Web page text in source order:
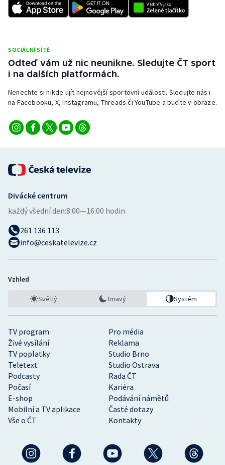
SOCIÁLNÍ SÍTĚ
Odteď vám už nic neunikne. Sledujte ČT sport
i na dalších platformách.
Nenechte si nikde ujít nejnovější sportovní události. Sledujte nás i
na Facebooku, X, Instagramu, Threads či YouTube a buďte v obraze.
TV program
Pro média
Živé vysílání
Reklama
TV poplatky
Studio Brno
Teletext
Studio Ostrava
Podcasty
Rada ČT
Počasí
Kariéra
E-shop
Podávání námětů
Mobilní a TV aplikace
Časté dotazy
Vše o ČT
Kontakty
Divácké centrum
každý všední den:8:00—16:00 hodin
261 136 113
info@ceskatelevize.cz
Vzhled
Světlý Tmavý Systém